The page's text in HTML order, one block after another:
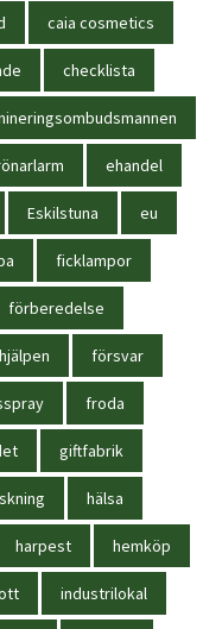
caia cosmetics
checklista
ehandel
Eskilstuna eu
ficklampor
förberedelse
försvar
froda
giftfabrik
hälsa
harpest hemköp
industrilokal